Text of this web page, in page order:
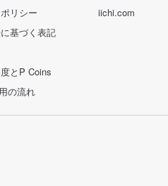
リシー
基づく表記
とP Coins
の流れ
iichi.com